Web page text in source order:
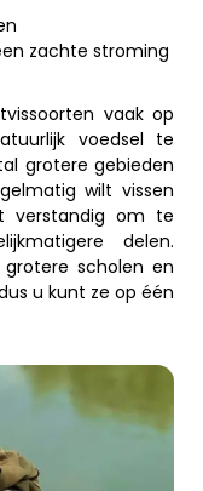
zachte stroming
vaak op
voedsel te
grotere gebieden
wilt vissen
verstandig om te
delen.
scholen en
u kunt ze op één